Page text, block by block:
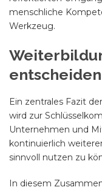
menschliche
Werkzeug.
Ein zentrales Fazit
wird zur
Unternehmen und
kontinuierlich
sinnvoll nutzen zu
In diesem